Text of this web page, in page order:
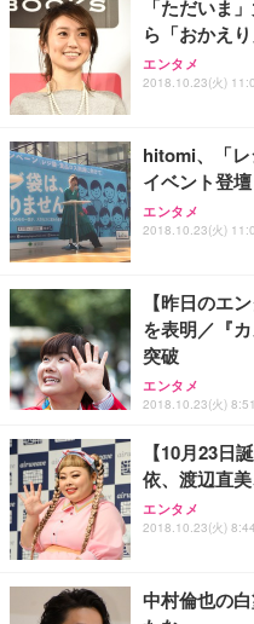
「ただいま
ら「おかえ
エンタメ
2018.10.23(火)
hitomi、「レ
イベント登
エンタメ
2018.10.23(火)
【昨日のエ
を表明／『
突破
エンタメ
2018.10.23(火) 8:51
【10月23日
依、渡辺直
エンタメ
2018.10.23(火) 8:44
中村倫也の